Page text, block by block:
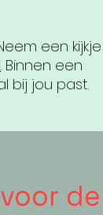
een
. Binnen een
bij jou past.